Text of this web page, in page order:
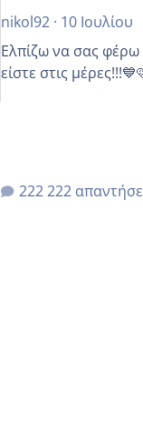
nikol92· 10 Ιουλίου
Ελπίζω να σας
είστε στις
222